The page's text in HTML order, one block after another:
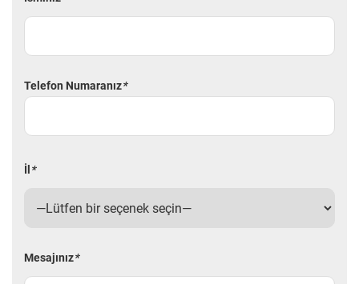
Telefon Numaranız*
İl *
Mesajınız*